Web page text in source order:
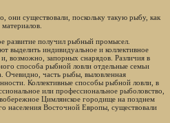
существовали, поскольку такую рыбу, как
развитие получил рыбный промысел.
выделить индивидуальное и коллективное
возможно, запорных снарядов. Различия в
способа рыбной ловли отдельные семьи
Очевидно, часть рыбы, выловленная
Коллективные способы рыбной ловли, в
или профессиональное рыболовство,
Цимлянское городище на позднем
населения Восточной Европы, существовали